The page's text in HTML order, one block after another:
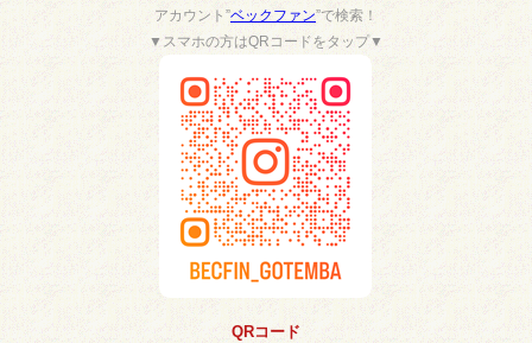
アカウント”ベックファン”で検索！
▼スマホの方はQRコードをタップ▼
QRコード